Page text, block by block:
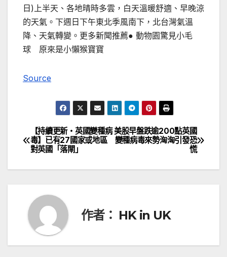
日)上半天、各地晴時多雲，白天溫暖舒適、早晚涼
的天氣。下週日下午東北季風南下，北台灣氣溫
降、天氣轉變。更多新聞推薦● 動物園驚見小毛
球 原來是小懶猴寶寶
Source
文
章
覽
美股早盤跌逾200點英國
變種病毒來勢洶洶引發恐
慌
【持續更新・英國變種病
毒】已有27國家或地區
對英國「落閘」
作者： HK in UK